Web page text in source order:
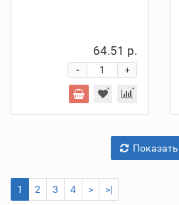
64.51 р.
+
-
1 2 3 4 > >|